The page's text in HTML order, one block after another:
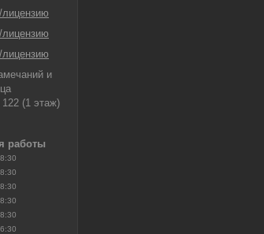
и
(1 этаж)
работы